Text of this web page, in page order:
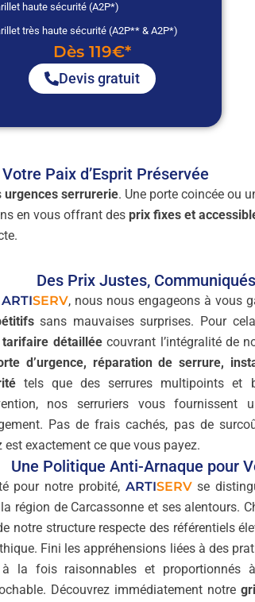
haute sécurité (A2P*)
très haute sécurité (A2P** & A2P*)
Dès 119€*
Devis gratuit
Paix d’Esprit Préservée
urgences serrurerie. Une porte coincée ou
en vous offrant des prix fixes et
Des Prix Justes,
ARTISERV, nous nous engageons à vous
sans mauvaises surprises. Pour
détailléecouvrant l’intégralité de
d’urgence, réparation de serrure,
tels que des serrures multipoints et
nos serruriers vous fournissent
Pas de frais cachés, pas de
est exactement ce que vous payez.
Une Politique Anti-Arnaque pour
pour notre probité, ARTISERVse
région de Carcassonne et ses alentours.
notre structure respecte des référentiels
Fini les appréhensions liées à des
la fois raisonnables et proportionnés
Découvrez immédiatement notre